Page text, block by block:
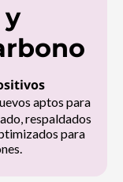
y
aptos para
respaldados
para